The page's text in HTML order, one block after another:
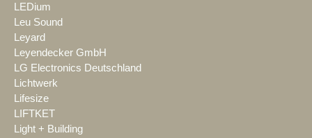
LEDium
Leu Sound
Leyard
Leyendecker GmbH
LG Electronics Deutschland
Lichtwerk
Lifesize
LIFTKET
Light + Building